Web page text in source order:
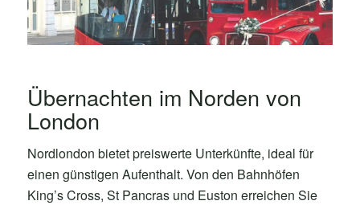
Übernachten im Norden von
London
Nordlondon bietet preiswerte Unterkünfte, ideal für
einen günstigen Aufenthalt. Von den Bahnhöfen
King’s Cross, St Pancras und Euston erreichen Sie